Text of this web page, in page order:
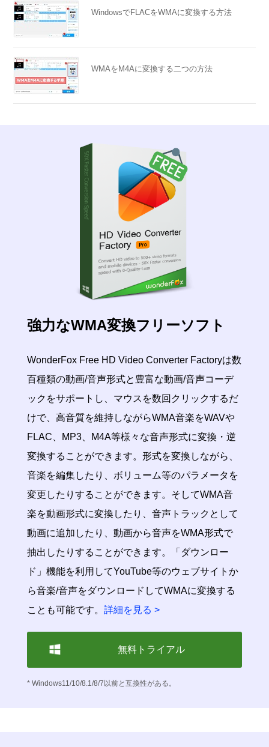
WindowsでFLACをWMAに変換する方法
WMAをM4Aに変換する二つの方法
強力なWMA変換フリーソフト
WonderFox Free HD Video Converter Factoryは数
百種類の動画/音声形式と豊富な動画/音声コーデ
ックをサポートし、マウスを数回クリックするだ
けで、高音質を維持しながらWMA音楽をWAVや
FLAC、MP3、M4A等様々な音声形式に変換・逆
変換することができます。形式を変換しながら、
音楽を編集したり、ボリューム等のパラメータを
変更したりすることができます。そしてWMA音
楽を動画形式に変換したり、音声トラックとして
動画に追加したり、動画から音声をWMA形式で
抽出したりすることができます。「ダウンロー
ド」機能を利用してYouTube等のウェブサイトか
ら音楽/音声をダウンロードしてWMAに変換する
ことも可能です。 詳細を見る >
無料トライアル
* Windows11/10/8.1/8/7以前と互換性がある。